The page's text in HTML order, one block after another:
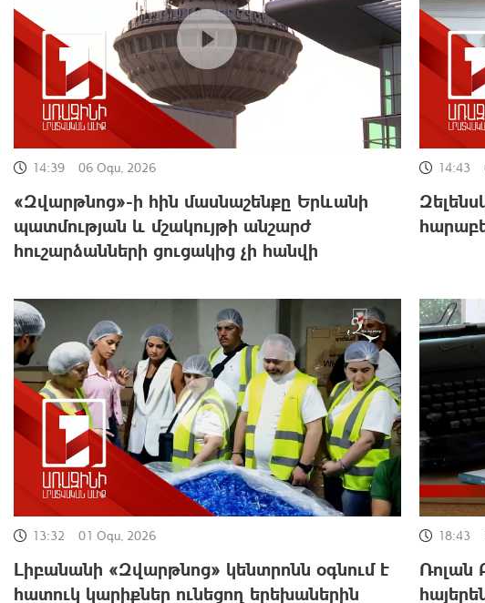
14:39 06 Օգս, 2026
«Զվարթնոց»-ի հին մասնաշենքը Երևանի
պատմության և մշակույթի անշարժ
հուշարձանների ցուցակից չի հանվի
14:43
13:32 01 Օգս, 2026
Լիբանանի «Զվարթնոց» կենտրոնն օգնում է
հատուկ կարիքներ ունեցող երեխաներին
18:43
Ռոլան